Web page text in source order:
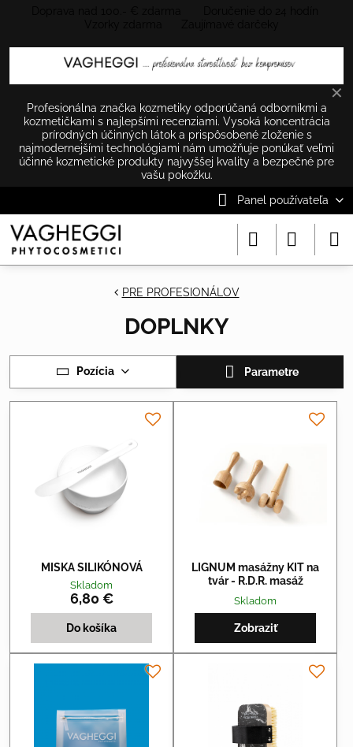
✕
Profesionálna značka kozmetiky odporúčaná odborníkmi a
kozmetičkami s najlepšími recenziami. Vysoká koncentrácia
prírodných účinných látok a prispôsobené zloženie s
najmodernejšími technológiami nám umožňuje ponúkať veľmi
účinné kozmetické produkty najvyššej kvality a bezpečné pre
vašu pokožku.
Panel používateľa
PRE PROFESIONÁLOV
DOPLNKY
Pozícia Parametre
MISKA SILIKÓNOVÁ
Skladom
6,80 €
Do košíka
LIGNUM masážny KIT na
tvár - R.D.R. masáž
Skladom
Zobraziť